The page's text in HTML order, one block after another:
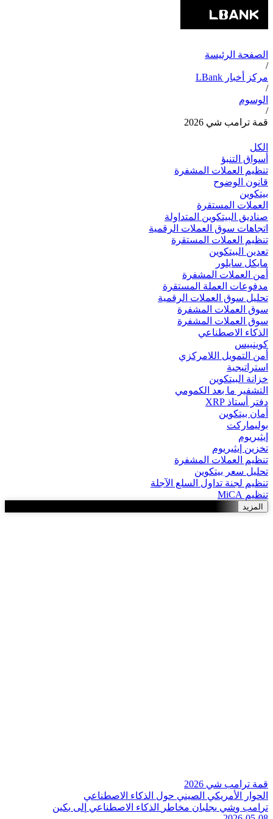
الصفحة الرئيسة
/
مركز أخبار LBank
/
الوسوم
/
قمة ترامب شي 2026
الكل
أسواق التنبؤ
تنظيم العملات المشفرة
قانون الوضوح
بيتكوين
العملات المستقرة
صناديق البيتكوين المتداولة
اتجاهات سوق العملات الرقمية
تنظيم العملات المستقرة
تعدين البيتكوين
مايكل سايلور
أمن العملات المشفرة
مدفوعات العملة المستقرة
تحليل سوق العملات الرقمية
سوق العملات المشفرة
سوق العملات المشفرة
الذكاء الاصطناعي
كوينبيس
أمن التمويل اللامركزي
استراتيجية
خزانة البيتكوين
التشفير ما بعد الكمومي
دفتر أستاذ XRP
أمان بيتكوين
بوليماركت
إيثيريوم
تخزين إيثيريوم
تنظيم العملات المشفرة
تحليل سعر بيتكوين
تنظيم لجنة تداول السلع الآجلة
تنظيم MiCA
المزيد
قمة ترامب شي 2026
الحوار الأمريكي الصيني حول الذكاء الاصطناعي
تر مب وشي يجلبان مخاطر لذكاء لصطناعي لى بكين